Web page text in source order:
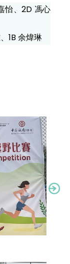
怡、2D 馮心
1B 余煒琳